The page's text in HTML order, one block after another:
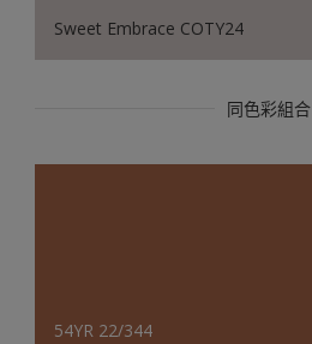
Sweet Embrace COTY24
同色彩組合
54YR 22/344